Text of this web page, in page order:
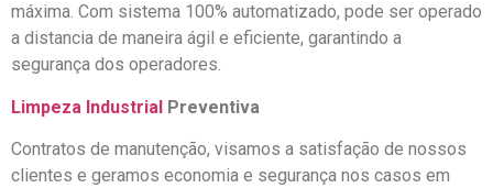
máxima. Com sistema 100% automatizado, pode ser operado
a distancia de maneira ágil e eficiente, garantindo a
segurança dos operadores.
Limpeza Industrial Preventiva
Contratos de manutenção, visamos a satisfação de nossos
clientes e geramos economia e segurança nos casos em